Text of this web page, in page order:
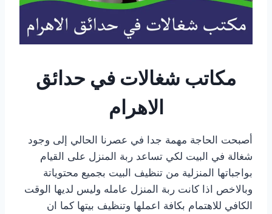
مكاتب شغالات في حدائق
الاهرام
أصبحت الحاجة مهمة جدا في عصرنا الحالي إلى وجود
شغالة في البيت لكي تساعد ربة المنزل على القيام
بواجباتها المنزلية من تنظيف البيت بجميع محتوياتة
وبالاخص اذا كانت ربة المنزل عامله وليس لديها الوقت
الكافي للاهتمام بكافة اعملها وتنظيف بيتها كما ان